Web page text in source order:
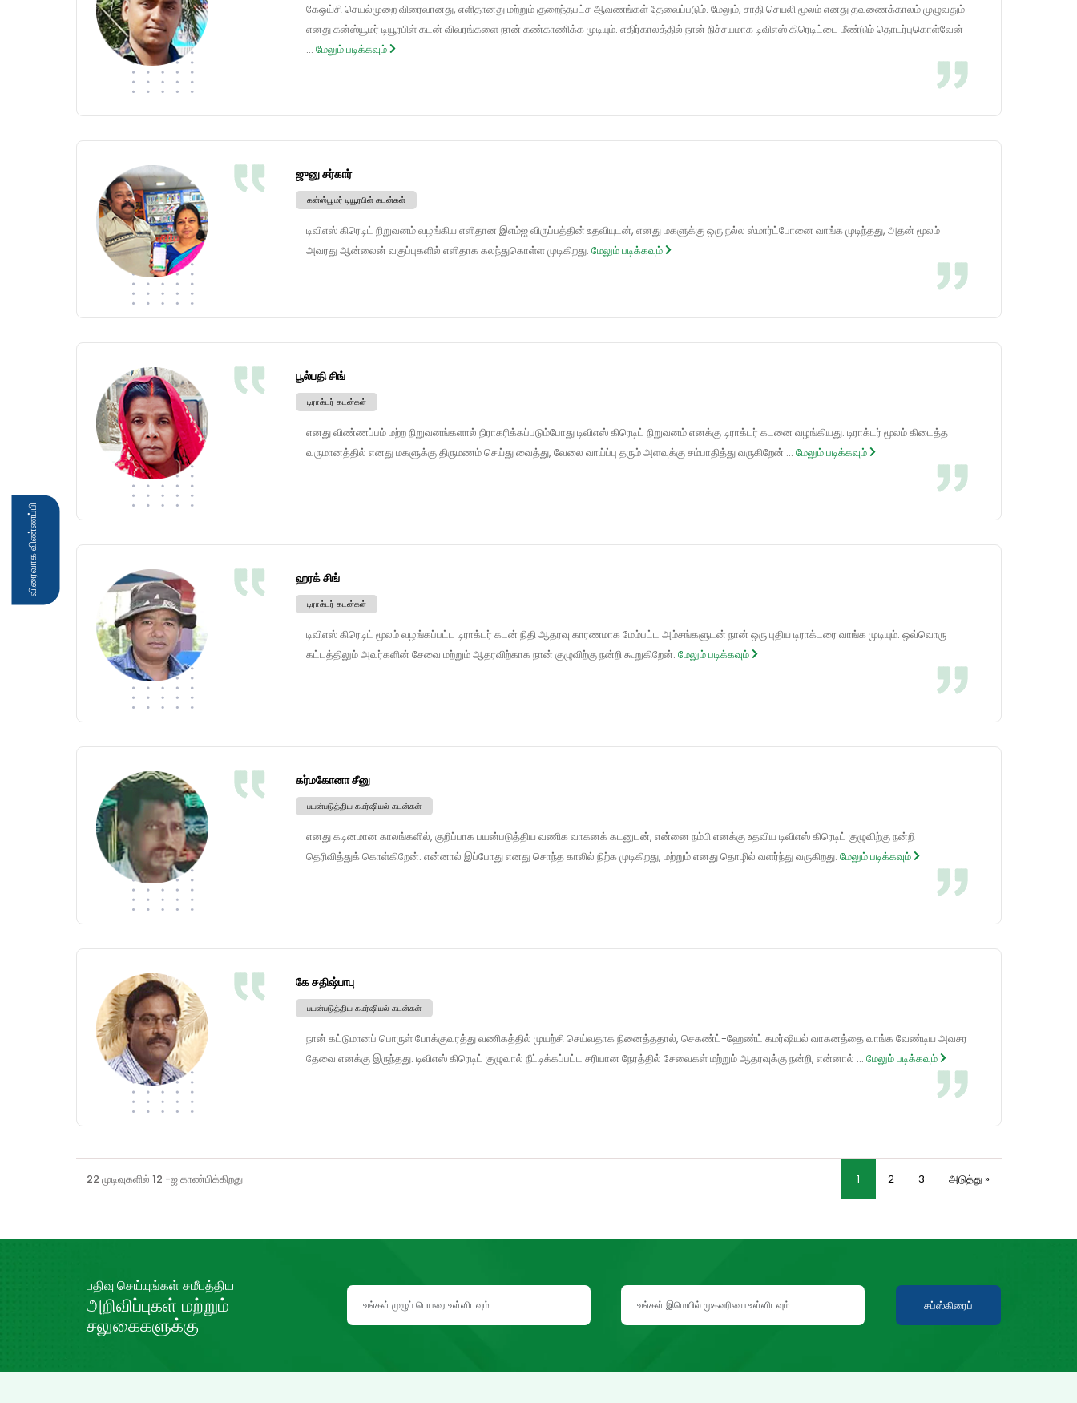
கேஒய்சி செயல்முறை விரைவானது, எளிதானது மற்றும் குறைந்தபட்ச ஆவணங்கள் தேவைப்படும். மேலும், சாதி செயலி மூலம் எனது தவணைக்காலம் முழுவதும்
எனது கன்ஸ்யூமர் டியூரபிள் கடன் விவரங்களை நான் கண்காணிக்க முடியும். எதிர்காலத்தில் நான் நிச்சயமாக டிவிஎஸ் கிரெடிட்டை மீண்டும் தொடர்புகொள்வேன்
... மேலும் படிக்கவும்
ஜுனு சர்கார்
கன்ஸ்யூமர் டியூரபிள் கடன்கள்
டிவிஎஸ் கிரெடிட் நிறுவனம் வழங்கிய எளிதான இஎம்ஐ விருப்பத்தின் உதவியுடன், எனது மகளுக்கு ஒரு நல்ல ஸ்மார்ட்போனை வாங்க முடிந்தது, அதன் மூலம்
அவரது ஆன்லைன் வகுப்புகளில் எளிதாக கலந்துகொள்ள முடிகிறது. மேலும் படிக்கவும்
பூல்பதி சிங்
டிராக்டர் கடன்கள்
எனது விண்ணப்பம் மற்ற நிறுவனங்களால் நிராகரிக்கப்படும்போது டிவிஎஸ் கிரெடிட் நிறுவனம் எனக்கு டிராக்டர் கடனை வழங்கியது. டிராக்டர் மூலம் கிடைத்த
வருமானத்தில் எனது மகளுக்கு திருமணம் செய்து வைத்து, வேலை வாய்ப்பு தரும் அளவுக்கு சம்பாதித்து வருகிறேன் ... மேலும் படிக்கவும்
ஹரக் சிங்
டிராக்டர் கடன்கள்
டிவிஎஸ் கிரெடிட் மூலம் வழங்கப்பட்ட டிராக்டர் கடன் நிதி ஆதரவு காரணமாக மேம்பட்ட அம்சங்களுடன் நான் ஒரு புதிய டிராக்டரை வாங்க முடியும். ஒவ்வொரு
கட்டத்திலும் அவர்களின் சேவை மற்றும் ஆதரவிற்காக நான் குழுவிற்கு நன்றி கூறுகிறேன். மேலும் படிக்கவும்
கர்மகோனா சீனு
பயன்படுத்திய கமர்ஷியல் கடன்கள்
எனது கடினமான காலங்களில், குறிப்பாக பயன்படுத்திய வணிக வாகனக் கடனுடன், என்னை நம்பி எனக்கு உதவிய டிவிஎஸ் கிரெடிட் குழுவிற்கு நன்றி
தெரிவித்துக் கொள்கிறேன். என்னால் இப்போது எனது சொந்த காலில் நிற்க முடிகிறது, மற்றும் எனது தொழில் வளர்ந்து வருகிறது. மேலும் படிக்கவும்
கே சதிஷ்பாபு
பயன்படுத்திய கமர்ஷியல் கடன்கள்
நான் கட்டுமானப் பொருள் போக்குவரத்து வணிகத்தில் முயற்சி செய்வதாக நினைத்ததால், செகண்ட்-ஹேண்ட் கமர்ஷியல் வாகனத்தை வாங்க வேண்டிய அவசர
தேவை எனக்கு இருந்தது. டிவிஎஸ் கிரெடிட் குழுவால் நீட்டிக்கப்பட்ட சரியான நேரத்தில் சேவைகள் மற்றும் ஆதரவுக்கு நன்றி, என்னால் ... மேலும் படிக்கவும்
22 முடிவுகளில் 12 -ஐ காண்பிக்கிறது 1 2 3 அடுத்து »
பதிவு செய்யுங்கள் சமீபத்திய
அறிவிப்புகள் மற்றும்
சலுகைகளுக்கு
சப்ஸ்கிரைப்
விரைவாக விண்ணப்பி